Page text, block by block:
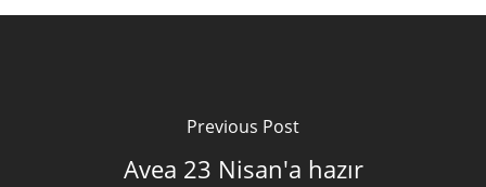
Previous Post
Avea 23 Nisan'a hazır